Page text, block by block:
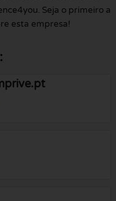
Seja o primeiro a
esta empresa!